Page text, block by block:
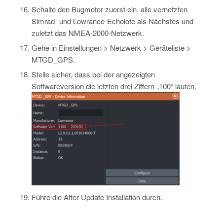
Schalte den Bugmotor zuerst ein, alle vernetzten
Simrad- und Lowrance-Echolote als Nächstes und
zuletzt das NMEA-2000-Netzwerk.
Gehe in Einstellungen > Netzwerk > Geräteliste >
MTGD_GPS.
Stelle sicher, dass bei der angezeigten
Softwareversion die letzten drei Ziffern „100“ lauten.
Führe die After Update Installation durch.